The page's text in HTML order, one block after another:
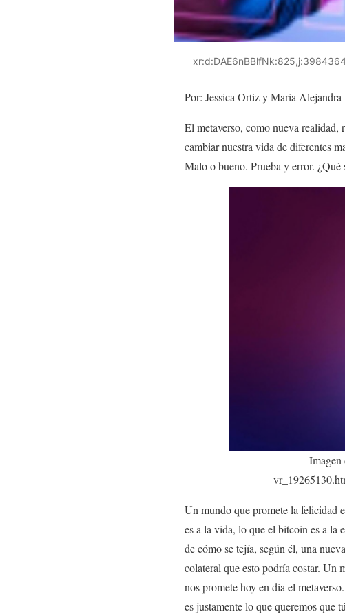
Por: Jessica Ortiz y Maria
El metaverso, como nueva realidad,
cambiar nuestra vida de diferentes
Malo o bueno. Prueba y error.
Imagen
Un mundo que promete la felicidad
es a la vida, lo que el bitcoin es a la
de cómo se tejía, según él, una
colateral que esto podría costar.
nos promete hoy en día el
es justamente lo que queremos que